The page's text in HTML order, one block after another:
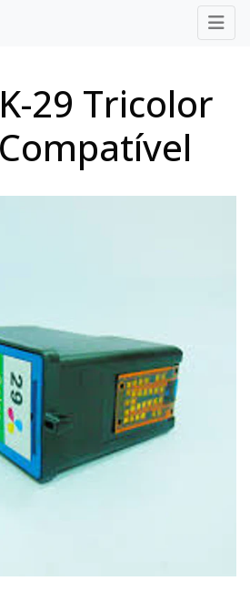
29 Tricolor